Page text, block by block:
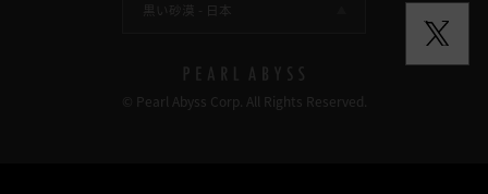
黒い砂漠 -
© Pearl Abyss Corp. All Rights Reserved.